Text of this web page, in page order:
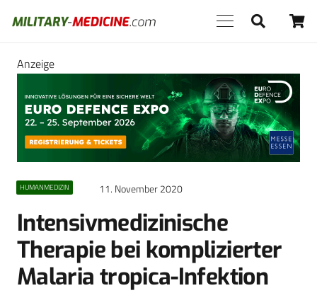
Anzeige
HUMANMEDIZIN 11. November 2020
Intensivmedizinische
Therapie bei komplizierter
Malaria tropica-Infektion